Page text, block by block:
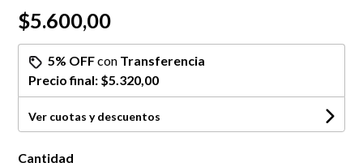
$5.600,00
5% OFFcon Transferencia
Precio final: $5.320,00
Ver cuotas y descuentos
Cantidad